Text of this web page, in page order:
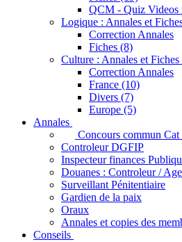
QCM - Quiz Videos
Logique : Annales et
Correction Annales
Fiches (8)
Culture : Annales et Fiches
Correction Annales
France (10)
Divers (7)
Europe (5)
Annales
Concours commun
Controleur DGFIP
Inspecteur finances
Douanes : Controleur /
Surveillant Pénitentiaire
Gardien de la paix
Oraux
Annales et copies des
Conseils